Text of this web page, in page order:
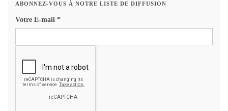
ABONNEZ-VOUS À NOTRE LISTE DE DIFFUSION
Votre E-mail *